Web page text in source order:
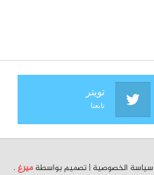
تويتر
تابعنا
سياسة الخصوصية | تصميم بواسطة ميرغ .